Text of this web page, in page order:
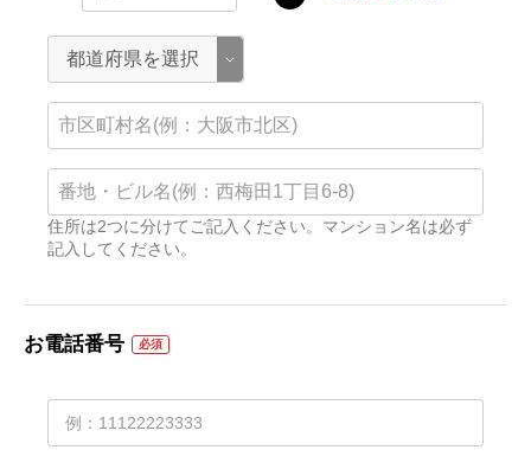
住所は2つに分けてご記入ください。マンション名は必ず
記入してください。
お電話番号 必須